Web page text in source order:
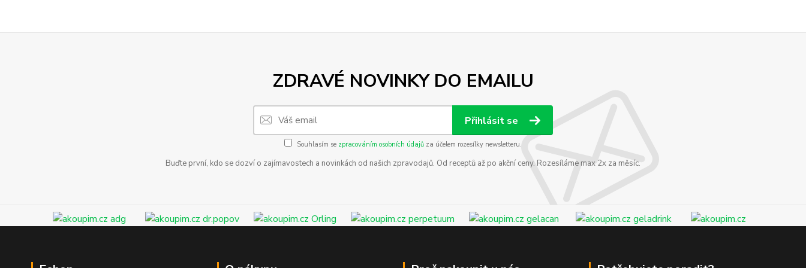
ZDRAVÉ NOVINKY DO EMAILU
Přihlásit se
Souhlasím se zpracováním osobních údajů za účelem rozesílky newsletteru.
Buďte první, kdo se dozví o zajímavostech a novinkách od našich zpravodajů. Od receptů až po akční ceny. Rozesíláme max 2x za měsíc.